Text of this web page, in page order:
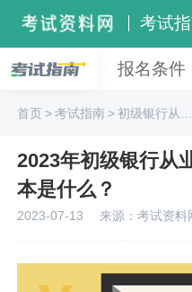
考试
报名条件
首页>考试指南>
2023年初级银行从
本是什么？
2023-07-13 来源：考试资料